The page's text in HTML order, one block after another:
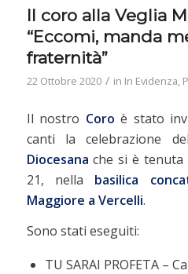
Il coro alla Veglia
“Eccomi, manda
fraternità”
22 Ottobre 2020 / in In Evidenza,
Il nostro Coro è stato
canti la celebrazione
Diocesana che si è
21, nella basilica
Maggiore a Vercelli.
Sono stati eseguiti:
TU SARAI PROFETA –